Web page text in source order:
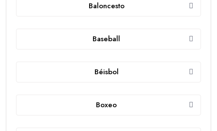
Baloncesto
Baseball
Béisbol
Boxeo